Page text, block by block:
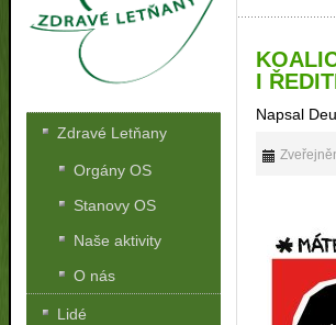
I
Napsal
Zdravé Letňany
Orgány OS
Stanovy OS
Naše aktivity
O nás
Lidé